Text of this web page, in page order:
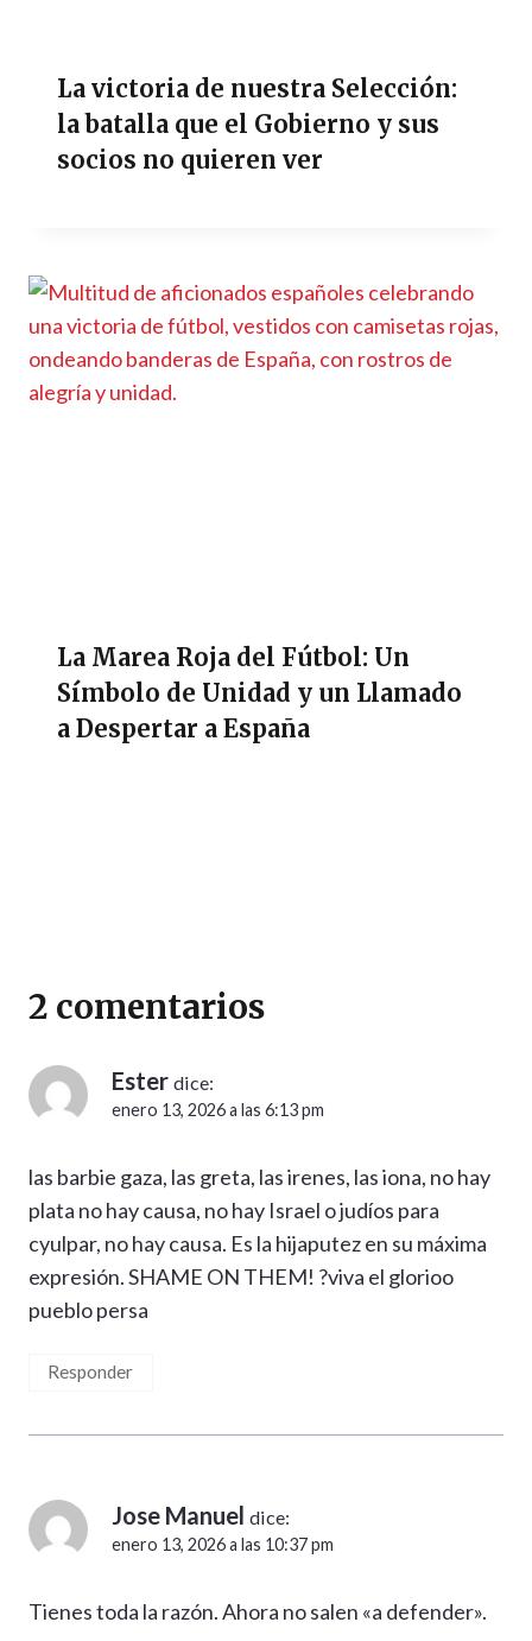
La victoria de nuestra Selección:
la batalla que el Gobierno y sus
socios no quieren ver
La Marea Roja del Fútbol: Un
Símbolo de Unidad y un Llamado
a Despertar a España
2 comentarios
Ester dice:
enero 13, 2026 a las 6:13 pm
las barbie gaza, las greta, las irenes, las iona, no hay
plata no hay causa, no hay Israel o judíos para
cyulpar, no hay causa. Es la hijaputez en su máxima
expresión. SHAME ON THEM! ?viva el glorioo
pueblo persa
Responder
Jose Manuel dice:
enero 13, 2026 a las 10:37 pm
Tienes toda la razón. Ahora no salen «a defender».